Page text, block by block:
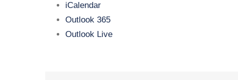
iCalendar
Outlook 365
Outlook Live